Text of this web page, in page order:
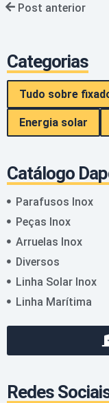
Post anterior
Categorias
Tudo sobre
Energia solar
Catálogo
Parafusos Inox
Peças Inox
Arruelas Inox
Diversos
Linha Solar Inox
Linha Marítima
Redes